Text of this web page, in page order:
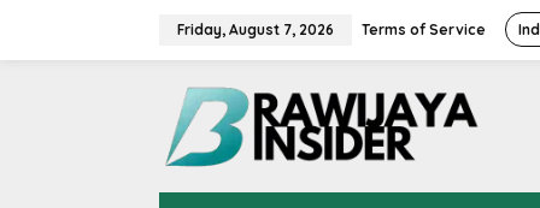
Friday, August 7, 2026 Terms of Service